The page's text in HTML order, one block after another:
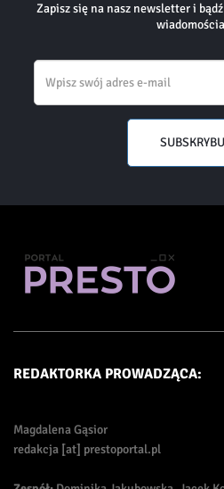
Zapisz się na nasz newsletter i
REDAKTORKA PROWADZĄCA:
Magdalena Gąsior
redakcja [at] prestoportal.pl